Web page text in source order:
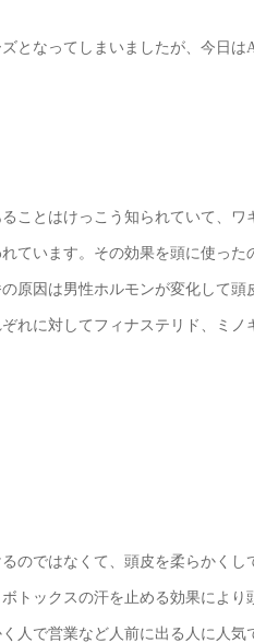
となってしまいましたが、今日
ことはけっこう知られていて、ワ
ています。その効果を頭に使っ
原因は男性ホルモンが変化して
れに対してフィナステリド、ミ
のではなくて、頭皮を柔らかく
トックスの汗を止める効果によ
人で営業など人前に出る人に人気